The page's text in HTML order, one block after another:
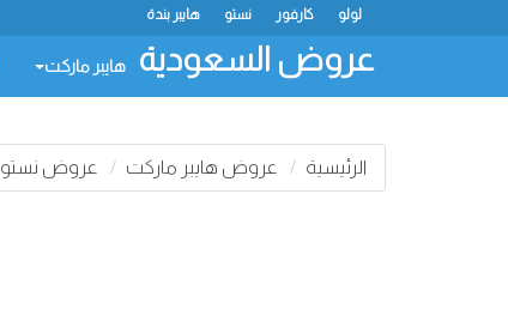
هايبر بندة نستو كارفور لولو
عروض السعودية هايبر ماركت
الرئيسية عروض هايبر ماركت عروض نستو